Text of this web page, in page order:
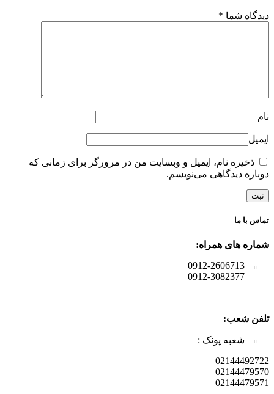
دیدگاه شما *
نام
ایمیل
ذخیره نام، ایمیل و وبسایت من در مرورگر برای زمانی که
دوباره دیدگاهی می‌نویسم.
تماس با ما
شماره های همراه:
0912-2606713
0912-3082377
تلفن شعب:
شعبه پونک :
02144492722
02144479570
02144479571